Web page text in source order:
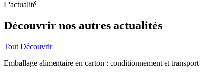
L'actualité
Découvrir nos autres actualités
Tout Découvrir
Emballage alimentaire en carton : conditionnement et transport